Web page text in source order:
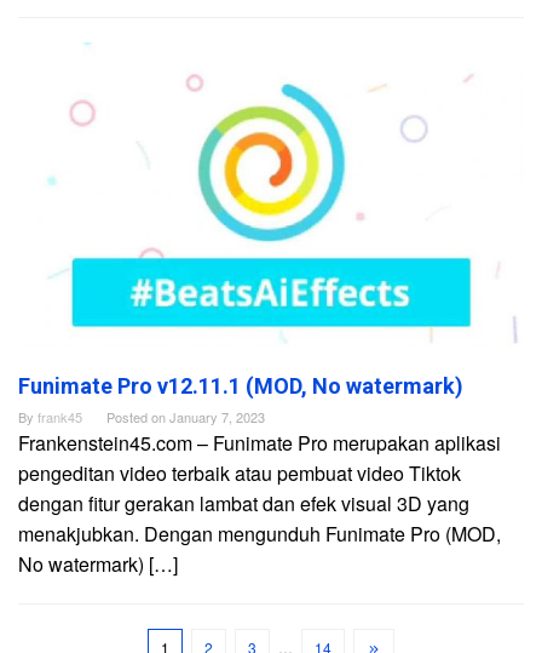
Funimate Pro v12.11.1 (MOD, No watermark)
By frank45 Posted onJanuary 7, 2023
Frankenstein45.com – Funimate Pro merupakan aplikasi
pengeditan video terbaik atau pembuat video Tiktok
dengan fitur gerakan lambat dan efek visual 3D yang
menakjubkan. Dengan mengunduh Funimate Pro (MOD,
No watermark) […]
1 2 3 … 14